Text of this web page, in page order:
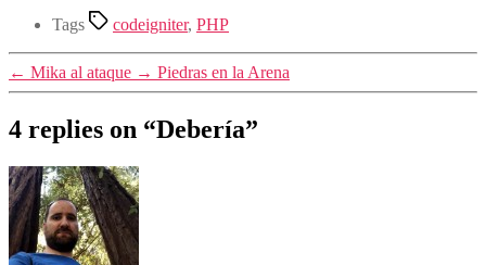
Tags codeigniter, PHP
← Mika al ataque → Piedras en la Arena
4 replies on “Debería”